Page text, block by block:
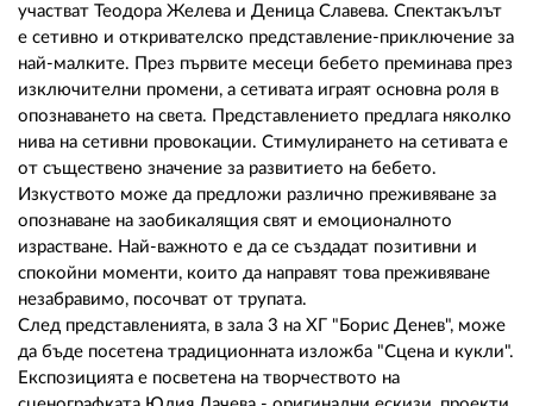
участват Теодора Желева и Деница Славева. Спектакълът
е сетивно и откривателско представление-приключение за
най-малките. През първите месеци бебето преминава през
изключителни промени, а сетивата играят основна роля в
опознаването на света. Представлението предлага няколко
нива на сетивни провокации. Стимулирането на сетивата е
от съществено значение за развитието на бебето.
Изкуството може да предложи различно преживяване за
опознаване на заобикалящия свят и емоционалното
израстване. Най-важното е да се създадат позитивни и
спокойни моменти, които да направят това преживяване
незабравимо, посочват от трупата.
След представленията, в зала 3 на ХГ "Борис Денев", може
да бъде посетена традиционната изложба "Сцена и кукли".
Експозицията е посветена на творчеството на